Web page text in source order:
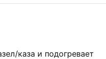
каза и подогревает